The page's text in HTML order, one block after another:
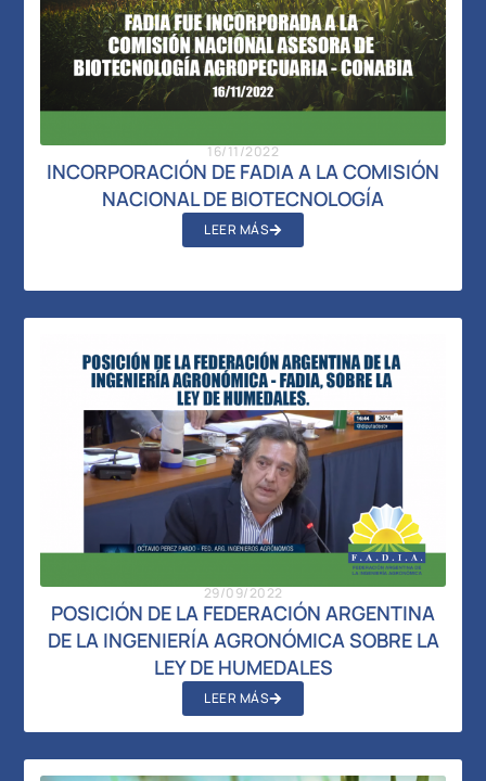
16/11/2022
INCORPORACIÓN DE FADIA A LA COMISIÓN
NACIONAL DE BIOTECNOLOGÍA
LEER MÁS
29/09/2022
POSICIÓN DE LA FEDERACIÓN ARGENTINA
DE LA INGENIERÍA AGRONÓMICA SOBRE LA
LEY DE HUMEDALES
LEER MÁS